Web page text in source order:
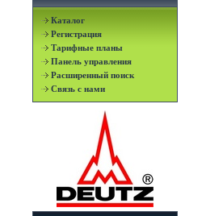
Каталог
Регистрация
Тарифные планы
Панель управления
Расширенный поиск
Связь с нами